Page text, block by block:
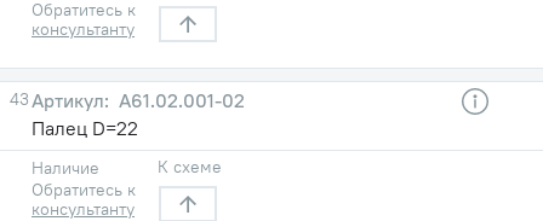
Обратитесь к
консультанту
43
А61.02.001-02
Палец D=22
Наличие
Обратитесь к
консультанту
К схеме